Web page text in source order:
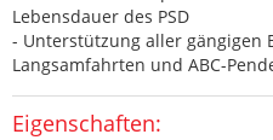
Lebensdauer des PSD
- Unterstützung aller gängigen
Langsamfahrten und ABC-
Eigenschaften: